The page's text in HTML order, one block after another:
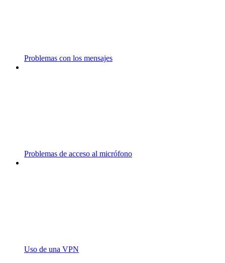
Problemas con los mensajes
Problemas de acceso al micrófono
Uso de una VPN